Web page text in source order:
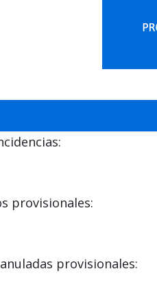
provisionales:
provisionales: